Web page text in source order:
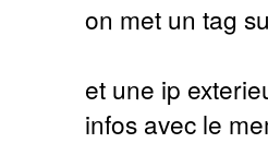
on met un tag
et une ip
infos avec le